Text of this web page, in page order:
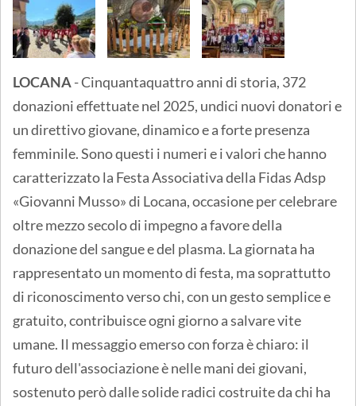
LOCANA- Cinquantaquattro anni di storia, 372
donazioni effettuate nel 2025, undici nuovi donatori e
un direttivo giovane, dinamico e a forte presenza
femminile. Sono questi i numeri e i valori che hanno
caratterizzato la Festa Associativa della Fidas Adsp
«Giovanni Musso» di Locana, occasione per celebrare
oltre mezzo secolo di impegno a favore della
donazione del sangue e del plasma. La giornata ha
rappresentato un momento di festa, ma soprattutto
di riconoscimento verso chi, con un gesto semplice e
gratuito, contribuisce ogni giorno a salvare vite
umane. Il messaggio emerso con forza è chiaro: il
futuro dell'associazione è nelle mani dei giovani,
sostenuto però dalle solide radici costruite da chi ha